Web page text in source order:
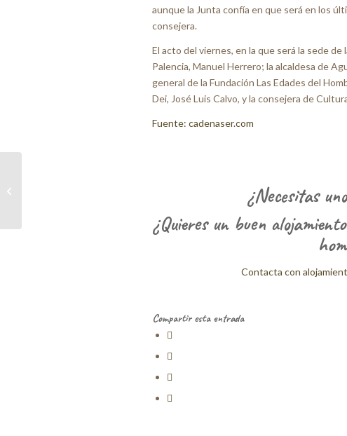
aunque la Junta confía en que será en los
consejera.
El acto del viernes, en la que será la sede
Palencia, Manuel Herrero; la alcaldesa de
general de la Fundación Las Edades del
Dei, José Luis Calvo, y la consejera de
Fuente: cadenaser.com
¿Necesitas
¿Quieres un buen
Contacta con
Compartir esta entrada